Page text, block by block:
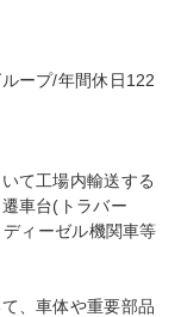
ープ/年間休日122
て工場内輸送する
車台(トラバー
ィーゼル機関車等
、車体や重要部品